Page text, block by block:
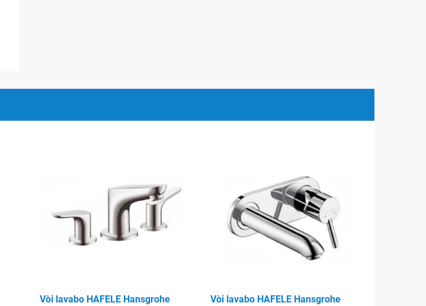
Vòi lavabo HAFELE Hansgrohe
Vòi lavabo HAFELE Hansgrohe